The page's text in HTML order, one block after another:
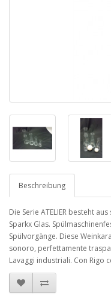
Beschreibung
Die Serie ATELIER besteht
Sparkx Glas.
Spülvorgänge. Diese
sonoro, perfettamente
Lavaggi industriali. Con Rigo